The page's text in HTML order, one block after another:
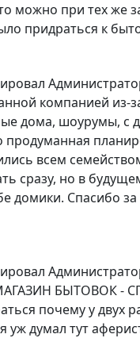
можно при тех же
придраться к
компанией из-
дома, шоурумы, с
продуманная
всем
сразу, но в
домики. Спасибо
БЫТОВОК -
почему у двух
уж думал тут